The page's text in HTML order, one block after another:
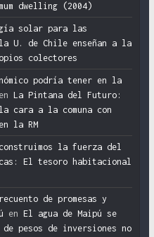
dwelling (2004)
solar para las
U. de Chile enseñan a la
colectores
podría tener en la
La Pintana del Futuro:
cara a la comuna con
la RM
la fuerza del
El tesoro habitacional
de promesas y
en El agua de Maipú se
pesos de inversiones no